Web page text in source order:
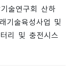
술연구회 산하
기술육성사업 및
리 및 충전시스